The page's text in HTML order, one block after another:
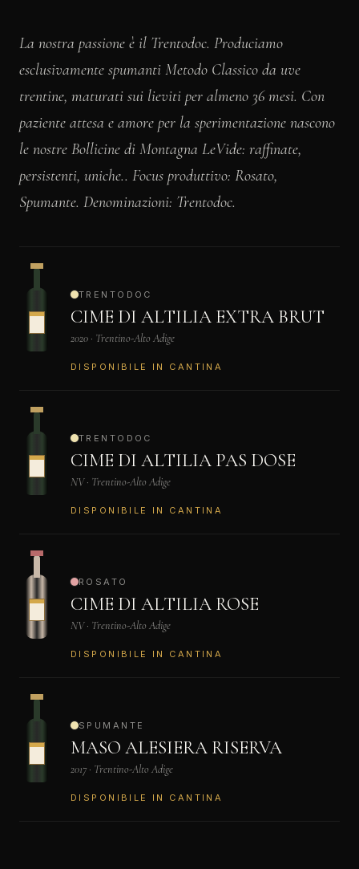
La nostra passione è il Trentodoc. Produciamo
esclusivamente spumanti Metodo Classico da uve
trentine, maturati sui lieviti per almeno 36 mesi. Con
paziente attesa e amore per la sperimentazione nascono
le nostre Bollicine di Montagna LeVide: raffinate,
persistenti, uniche.. Focus produttivo: Rosato,
Spumante. Denominazioni: Trentodoc.
TRENTODOC
CIME DI ALTILIA EXTRA BRUT
2020 · Trentino-Alto Adige
DISPONIBILE IN CANTINA
TRENTODOC
CIME DI ALTILIA PAS DOSE
NV · Trentino-Alto Adige
DISPONIBILE IN CANTINA
ROSATO
CIME DI ALTILIA ROSE
NV · Trentino-Alto Adige
DISPONIBILE IN CANTINA
SPUMANTE
MASO ALESIERA RISERVA
2017 · Trentino-Alto Adige
DISPONIBILE IN CANTINA